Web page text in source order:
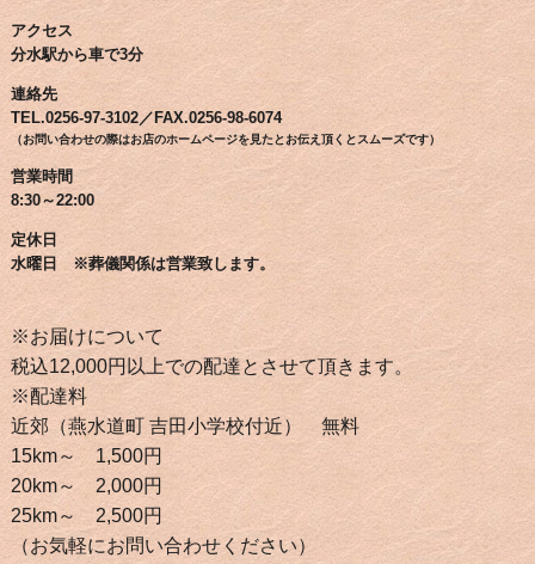
アクセス
分水駅から車で3分
連絡先
TEL.0256-97-3102／FAX.0256-98-6074
（お問い合わせの際はお店のホームページを見たとお伝え頂くとスムーズです）
営業時間
8:30～22:00
定休日
水曜日 ※葬儀関係は営業致します。
※お届けについて
税込12,000円以上での配達とさせて頂きます。
※配達料
近郊（燕水道町 吉田小学校付近） 無料
15km～ 1,500円
20km～ 2,000円
25km～ 2,500円
（お気軽にお問い合わせください）